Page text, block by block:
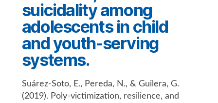
suicidality among
adolescents in child
and youth-serving
systems.
Suárez-Soto, E., Pereda, N., & Guilera, G.
(2019). Poly-victimization, resilience, and